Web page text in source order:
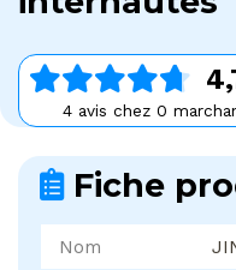
4 avis chez 0
Fiche
Nom